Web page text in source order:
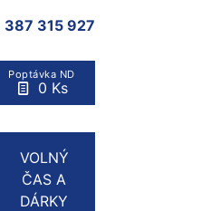
387 315 927
Poptávka ND
0 Ks
VOLNÝ
ČAS A
DÁRKY